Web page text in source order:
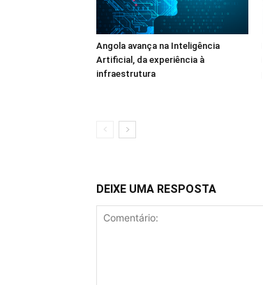
Angola avança na Inteligência
Artificial, da experiência à
infraestrutura
DEIXE UMA RESPOSTA